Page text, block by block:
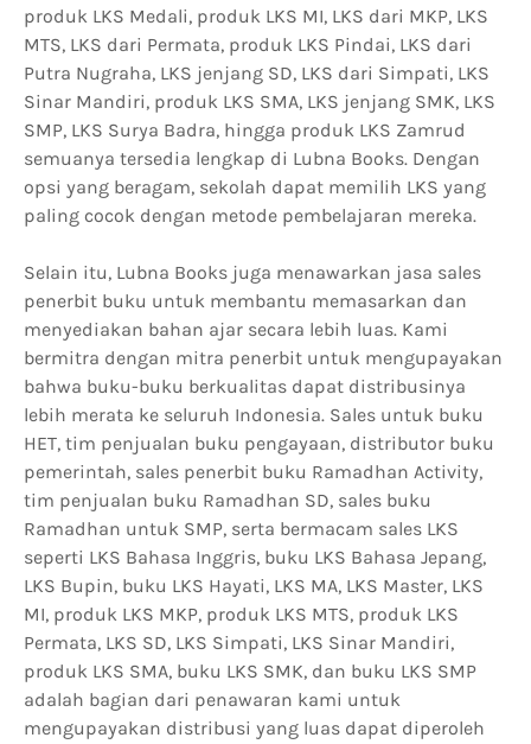
produk LKS Medali, produk LKS MI, LKS dari MKP, LKS
MTS, LKS dari Permata, produk LKS Pindai, LKS dari
Putra Nugraha, LKS jenjang SD, LKS dari Simpati, LKS
Sinar Mandiri, produk LKS SMA, LKS jenjang SMK, LKS
SMP, LKS Surya Badra, hingga produk LKS Zamrud
semuanya tersedia lengkap di Lubna Books. Dengan
opsi yang beragam, sekolah dapat memilih LKS yang
paling cocok dengan metode pembelajaran mereka.
Selain itu, Lubna Books juga menawarkan jasa sales
penerbit buku untuk membantu memasarkan dan
menyediakan bahan ajar secara lebih luas. Kami
bermitra dengan mitra penerbit untuk mengupayakan
bahwa buku-buku berkualitas dapat distribusinya
lebih merata ke seluruh Indonesia. Sales untuk buku
HET, tim penjualan buku pengayaan, distributor buku
pemerintah, sales penerbit buku Ramadhan Activity,
tim penjualan buku Ramadhan SD, sales buku
Ramadhan untuk SMP, serta bermacam sales LKS
seperti LKS Bahasa Inggris, buku LKS Bahasa Jepang,
LKS Bupin, buku LKS Hayati, LKS MA, LKS Master, LKS
MI, produk LKS MKP, produk LKS MTS, produk LKS
Permata, LKS SD, LKS Simpati, LKS Sinar Mandiri,
produk LKS SMA, buku LKS SMK, dan buku LKS SMP
adalah bagian dari penawaran kami untuk
mengupayakan distribusi yang luas dapat diperoleh